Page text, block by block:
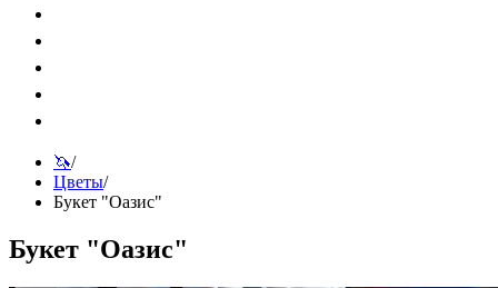
🦄/
Цветы/
Букет "Оазис"
Букет "Оазис"